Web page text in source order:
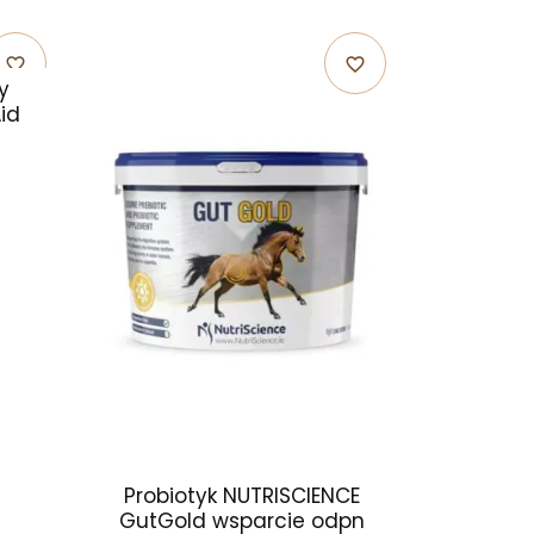
favorite_border favorite_border
Probiotyk NUTRISCIENCE
GutGold wsparcie odpn